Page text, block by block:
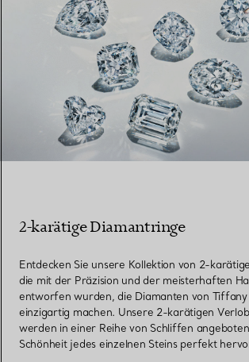
2-karätige Diamantringe
Entdecken Sie unsere Kollektion von 2-
die mit der Präzision und der meisterhaften
entworfen wurden, die Diamanten von Tiffany
einzigartig machen. Unsere 2-karätigen
werden in einer Reihe von Schliffen
Schönheit jedes einzelnen Steins perfekt